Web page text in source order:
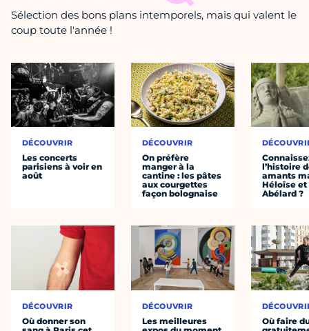
Sélection des bons plans intemporels, mais qui valent le
coup toute l'année !
DÉCOUVRIR
Les concerts
parisiens à voir en
août
DÉCOUVRIR
Où donner son
DÉCOUVRIR
On préfère
manger à la
cantine : les pâtes
aux courgettes
façon bolognaise
DÉCOUVRIR
Les meilleures
l’histoire
amants
Héloïse et
Abélard ?
Où faire